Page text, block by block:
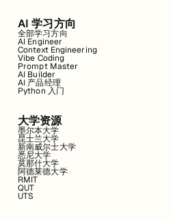
AI 学习方向
全部学习方向
AI Engineer
Context Engineering
Vibe Coding
Prompt Master
AI Builder
AI 产品经理
Python 入门
大学资源
墨尔本大学
昆士兰大学
新南威尔士大学
悉尼大学
莫那什大学
阿德莱德大学
RMIT
QUT
UTS